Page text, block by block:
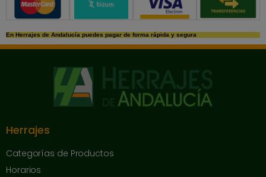
En Herrajes de Andalucía puedes pagar de forma rápida y segura
Herrajes
Categorías de Productos
Horarios